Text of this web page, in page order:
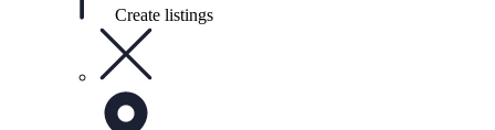
Create listings